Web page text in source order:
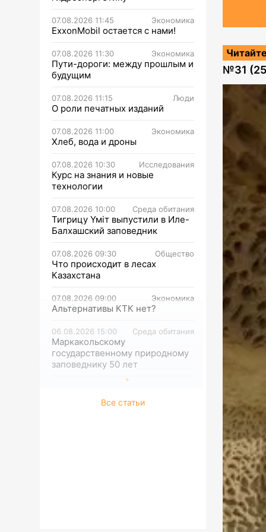
07.08.2026 11:45 Экономика
ExxonMobil остается с нами!
07.08.2026 11:30 Экономика
Пути-дороги: между прошлым и
будущим
07.08.2026 11:15 Люди
О роли печатных изданий
07.08.2026 11:00 Экономика
Хлеб, вода и дроны
07.08.2026 10:30 Исследования
Курс на знания и новые
технологии
07.08.2026 10:00 Среда обитания
Тигрицу Үміт выпустили в Иле-
Балхашский заповедник
07.08.2026 09:30 Общество
Что происходит в лесах
Казахстана
07.08.2026 09:00 Экономика
Альтернативы КТК нет?
06.08.2026 15:00 Среда обитания
Маркакольскому
государственному природному
заповеднику 50 лет
Все статьи
№31